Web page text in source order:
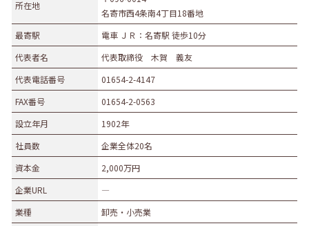
所在地
名寄市西4条南4丁目18番地
最寄駅
電車 ＪＲ：名寄駅 徒歩10分
代表者名
代表取締役 木賀 義友
代表電話番号
01654-2-4147
FAX番号
01654-2-0563
設立年月
1902年
社員数
企業全体20名
資本金
2,000万円
企業URL
―
業種
卸売・小売業